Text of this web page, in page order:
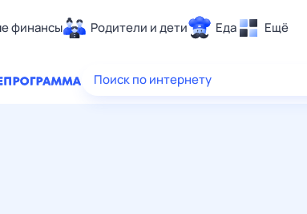
финансы Родители и дети Еда Ещё
Здоровье
Поиск по интернету